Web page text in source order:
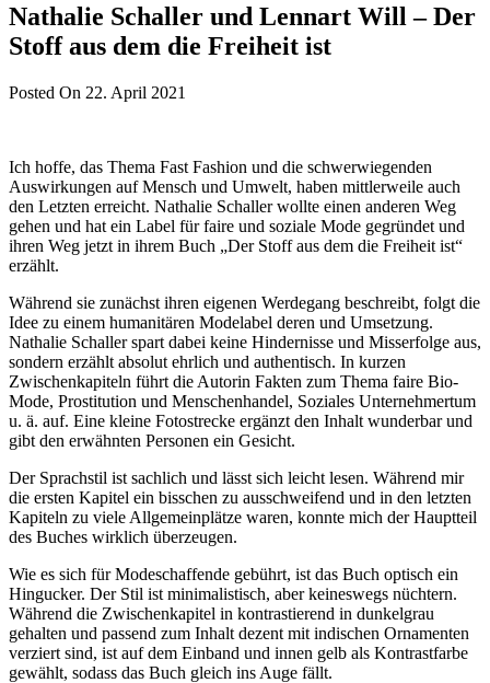
Nathalie Schaller und Lennart Will – Der
Stoff aus dem die Freiheit ist
Posted On 22. April 2021
Ich hoffe, das Thema Fast Fashion und die schwerwiegenden
Auswirkungen auf Mensch und Umwelt, haben mittlerweile auch
den Letzten erreicht. Nathalie Schaller wollte einen anderen Weg
gehen und hat ein Label für faire und soziale Mode gegründet und
ihren Weg jetzt in ihrem Buch „Der Stoff aus dem die Freiheit ist“
erzählt.
Während sie zunächst ihren eigenen Werdegang beschreibt, folgt die
Idee zu einem humanitären Modelabel deren und Umsetzung.
Nathalie Schaller spart dabei keine Hindernisse und Misserfolge aus,
sondern erzählt absolut ehrlich und authentisch. In kurzen
Zwischenkapiteln führt die Autorin Fakten zum Thema faire Bio-
Mode, Prostitution und Menschenhandel, Soziales Unternehmertum
u. ä. auf. Eine kleine Fotostrecke ergänzt den Inhalt wunderbar und
gibt den erwähnten Personen ein Gesicht.
Der Sprachstil ist sachlich und lässt sich leicht lesen. Während mir
die ersten Kapitel ein bisschen zu ausschweifend und in den letzten
Kapiteln zu viele Allgemeinplätze waren, konnte mich der Hauptteil
des Buches wirklich überzeugen.
Wie es sich für Modeschaffende gebührt, ist das Buch optisch ein
Hingucker. Der Stil ist minimalistisch, aber keineswegs nüchtern.
Während die Zwischenkapitel in kontrastierend in dunkelgrau
gehalten und passend zum Inhalt dezent mit indischen Ornamenten
verziert sind, ist auf dem Einband und innen gelb als Kontrastfarbe
gewählt, sodass das Buch gleich ins Auge fällt.